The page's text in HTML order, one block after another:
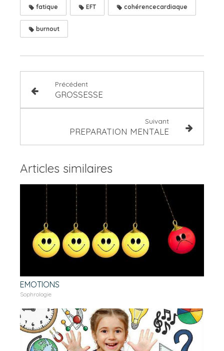
fatique EFT cohérencecardiaque
burnout
Précédent
GROSSESSE
Suivant
PREPARATION MENTALE
Articles similaires
EMOTIONS
Sophrologie